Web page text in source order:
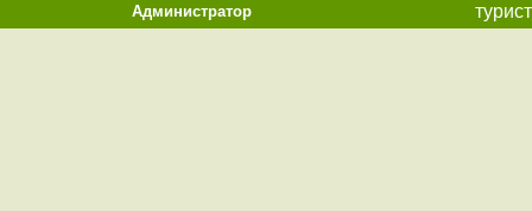
Администратор